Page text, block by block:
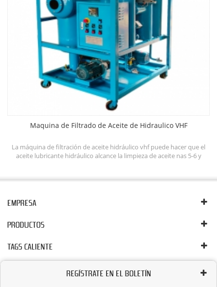
Maquina de Filtrado de Aceite de Hidraulico VHF
La máquina de filtración de aceite hidráulico vhf puede hacer que el
aceite lubricante hidráulico alcance la limpieza de aceite nas 5-6 y
hidráulico eliminando la eliminación del agua libre, emulsionada y
EMPRESA
PRODUCTOS
TAGS CALIENTE
REGÍSTRATE EN EL BOLETÍN